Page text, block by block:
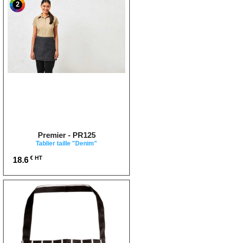
2
Premier - PR125
Tablier taille "Denim"
18.6 € HT